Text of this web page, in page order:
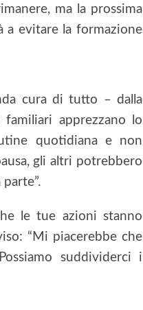
ma la prossima
a evitare la formazione
cura di tutto – dalla
familiari apprezzano lo
quotidiana e non
gli altri potrebbero
le tue azioni stanno
“Mi piacerebbe che
suddividerci i